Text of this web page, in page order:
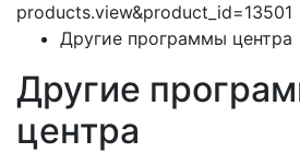
products.view&product_id=13501
Другие программы центра
Другие
центра